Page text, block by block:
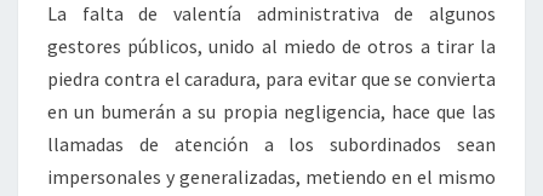
La falta de valentía administrativa de algunos
gestores públicos, unido al miedo de otros a tirar la
piedra contra el caradura, para evitar que se convierta
en un bumerán a su propia negligencia, hace que las
llamadas de atención a los subordinados sean
impersonales y generalizadas, metiendo en el mismo